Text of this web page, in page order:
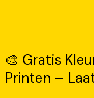
🎨 Gratis
Printen –